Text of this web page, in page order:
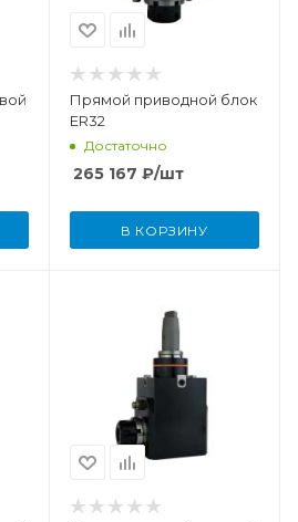
BMT45-Прямой приводной блок с
ER32
Достаточно
265 167 ₽/шт
В КОРЗИНУ